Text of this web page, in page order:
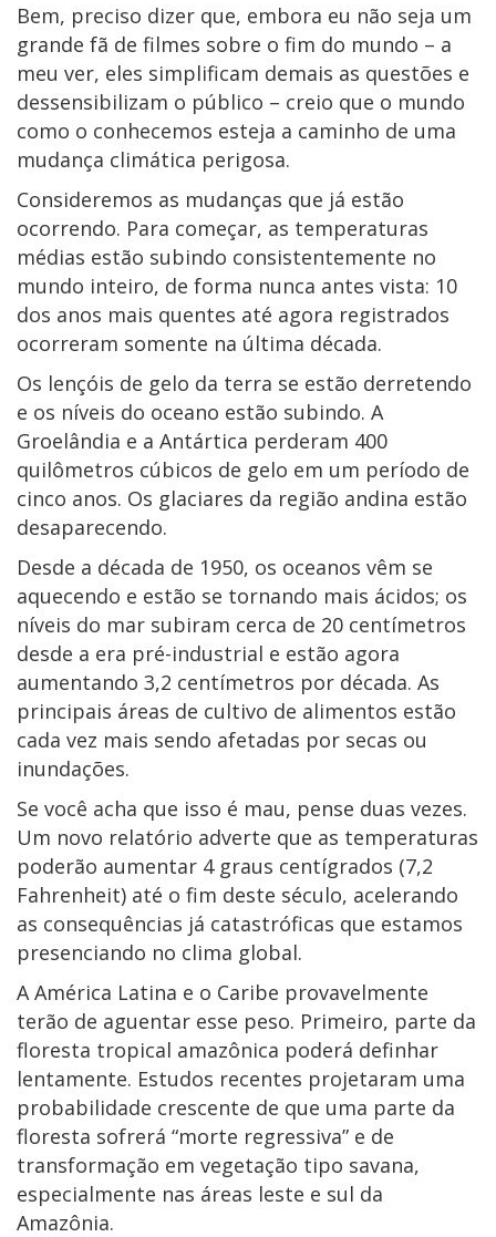
Bem, preciso dizer que, embora eu não seja um
grande fã de filmes sobre o fim do mundo – a
meu ver, eles simplificam demais as questões e
dessensibilizam o público – creio que o mundo
como o conhecemos esteja a caminho de uma
mudança climática perigosa.
Consideremos as mudanças que já estão
ocorrendo. Para começar, as temperaturas
médias estão subindo consistentemente no
mundo inteiro, de forma nunca antes vista: 10
dos anos mais quentes até agora registrados
ocorreram somente na última década.
Os lençóis de gelo da terra se estão derretendo
e os níveis do oceano estão subindo. A
Groelândia e a Antártica perderam 400
quilômetros cúbicos de gelo em um período de
cinco anos. Os glaciares da região andina estão
desaparecendo.
Desde a década de 1950, os oceanos vêm se
aquecendo e estão se tornando mais ácidos; os
níveis do mar subiram cerca de 20 centímetros
desde a era pré-industrial e estão agora
aumentando 3,2 centímetros por década. As
principais áreas de cultivo de alimentos estão
cada vez mais sendo afetadas por secas ou
inundações.
Se você acha que isso é mau, pense duas vezes.
Um novo relatório adverte que as temperaturas
poderão aumentar 4 graus centígrados (7,2
Fahrenheit) até o fim deste século, acelerando
as consequências já catastróficas que estamos
presenciando no clima global.
A América Latina e o Caribe provavelmente
terão de aguentar esse peso. Primeiro, parte da
floresta tropical amazônica poderá definhar
lentamente. Estudos recentes projetaram uma
probabilidade crescente de que uma parte da
floresta sofrerá “morte regressiva” e de
transformação em vegetação tipo savana,
especialmente nas áreas leste e sul da
Amazônia.